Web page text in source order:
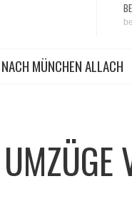
MÜNCHEN ALLACH